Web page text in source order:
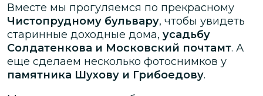
Вместе мы прогуляемся по прекрасному
Чистопрудному бульвару, чтобы увидеть
старинные доходные дома, усадьбу
Солдатенкова и Московский почтамт. А
еще сделаем несколько фотоснимков у
памятника Шухову и Грибоедову.